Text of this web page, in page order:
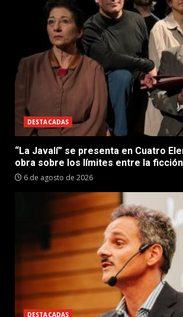
DESTACADAS
“La Javalí” se presenta en Cuatro
obra sobre los límites entre la
6 de agosto de 2026
DESTACADAS